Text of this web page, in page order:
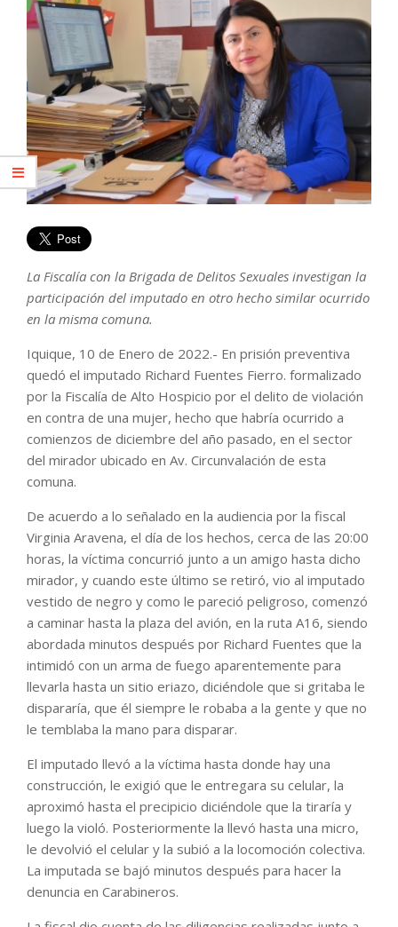
La Fiscalía con la Brigada de Delitos Sexuales investigan la
participación del imputado en otro hecho similar ocurrido
en la misma comuna.
Iquique, 10 de Enero de 2022.- En prisión preventiva
quedó el imputado Richard Fuentes Fierro. formalizado
por la Fiscalía de Alto Hospicio por el delito de violación
en contra de una mujer, hecho que habría ocurrido a
comienzos de diciembre del año pasado, en el sector
del mirador ubicado en Av. Circunvalación de esta
comuna.
De acuerdo a lo señalado en la audiencia por la fiscal
Virginia Aravena, el día de los hechos, cerca de las 20:00
horas, la víctima concurrió junto a un amigo hasta dicho
mirador, y cuando este último se retiró, vio al imputado
vestido de negro y como le pareció peligroso, comenzó
a caminar hasta la plaza del avión, en la ruta A16, siendo
abordada minutos después por Richard Fuentes que la
intimidó con un arma de fuego aparentemente para
llevarla hasta un sitio eriazo, diciéndole que si gritaba le
dispararía, que él siempre le robaba a la gente y que no
le temblaba la mano para disparar.
El imputado llevó a la víctima hasta donde hay una
construcción, le exigió que le entregara su celular, la
aproximó hasta el precipicio diciéndole que la tiraría y
luego la violó. Posteriormente la llevó hasta una micro,
le devolvió el celular y la subió a la locomoción colectiva.
La imputada se bajó minutos después para hacer la
denuncia en Carabineros.